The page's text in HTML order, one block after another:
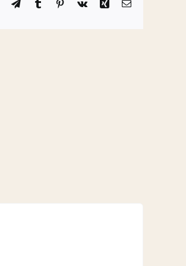
WhatsAppTelegram
TumblrPinterest
Vk Xing